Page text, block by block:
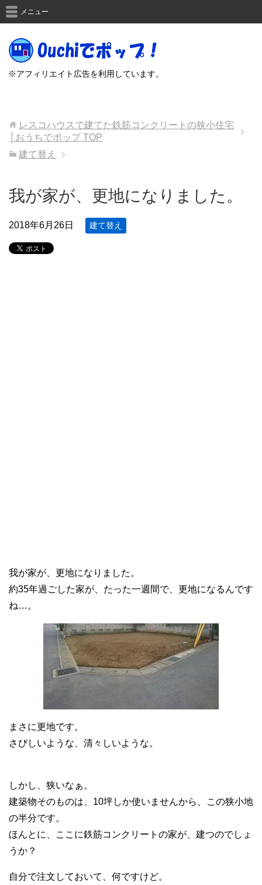
※アフィリエイト広告を利用しています。
メニュー
レスコハウスで建てた鉄筋コンクリートの狭小住宅
│おうちでポップTOP
建て替え
我が家が、更地になりました。
2018年6月26日 建て替え
我が家が、更地になりました。
約35年過ごした家が、たった一週間で、更地になるんです
ね…。
まさに更地です。
さびしいような、清々しいような。
しかし、狭いなぁ。
建築物そのものは、10坪しか使いませんから、この狭小地
の半分です。
ほんとに、ここに鉄筋コンクリートの家が、建つのでしょ
うか？
自分で注文しておいて、何ですけど。